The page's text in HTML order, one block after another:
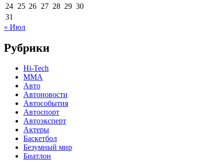
24 25 26 27 28 29 30
31
« Июл
Рубрики
Hi-Tech
MMA
Авто
Автоновости
Автособытия
Автоспорт
Автоэксперт
Актеры
Баскетбол
Безумный мир
Биатлон